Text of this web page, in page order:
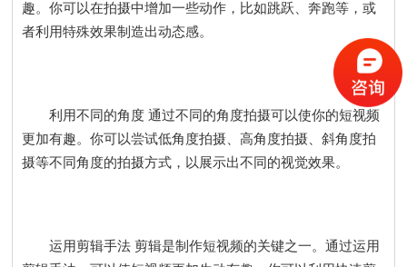
趣。你可以在拍摄中增加一些动作，比如跳跃、奔跑等，或
者利用特殊效果制造出动态感。
利用不同的角度 通过不同的角度拍摄可以使你的短视频
更加有趣。你可以尝试低角度拍摄、高角度拍摄、斜角度拍
摄等不同角度的拍摄方式，以展示出不同的视觉效果。
运用剪辑手法 剪辑是制作短视频的关键之一。通过运用